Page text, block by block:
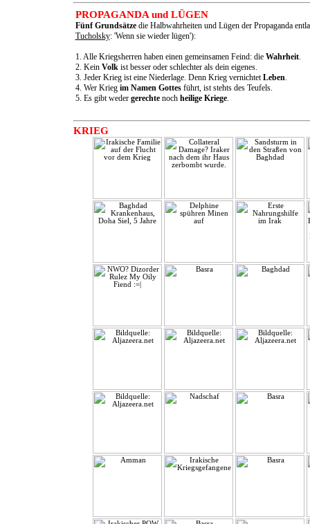
PROPAGANDA und LÜGEN
Fünf Grundsätzedie Halbwahrheiten und Lügen der Propaganda
Tucholsky: 'Wenn sie wieder lügen'):
1. Alle Kriegsherren haben einen gemeinsamen Feind: die Wahrheit.
2. Kein Volkist besser oder schlechter als dein eigenes.
3. Jeder Krieg ist eine Niederlage. Denn Krieg vernichtetLeben.
4. Wer Krieg im Namen Gottesführt, ist stehts des Teufels.
5. Es gibt weder gerechtenoch heilige Kriege.
KRIEG